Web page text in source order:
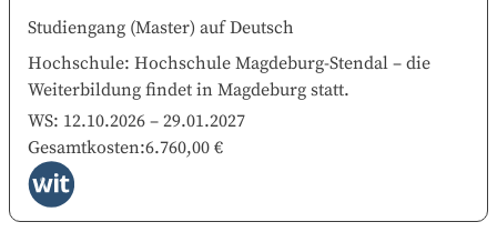
Studiengang (Master) auf Deutsch
Hochschule: Hochschule Magdeburg-Stendal – die
Weiterbildung findet in Magdeburg statt.
WS: 12.10.2026 – 29.01.2027
Gesamtkosten:6.760,00 €